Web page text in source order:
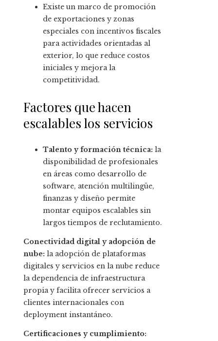
Existe un marco de promoción
de exportaciones y zonas
especiales con incentivos fiscales
para actividades orientadas al
exterior, lo que reduce costos
iniciales y mejora la
competitividad.
Factores que hacen
escalables los servicios
Talento y formación técnica: la
disponibilidad de profesionales
en áreas como desarrollo de
software, atención multilingüe,
finanzas y diseño permite
montar equipos escalables sin
largos tiempos de reclutamiento.
Conectividad digital y adopción de
nube: la adopción de plataformas
digitales y servicios en la nube reduce
la dependencia de infraestructura
propia y facilita ofrecer servicios a
clientes internacionales con
deployment instantáneo.
Certificaciones y cumplimiento: